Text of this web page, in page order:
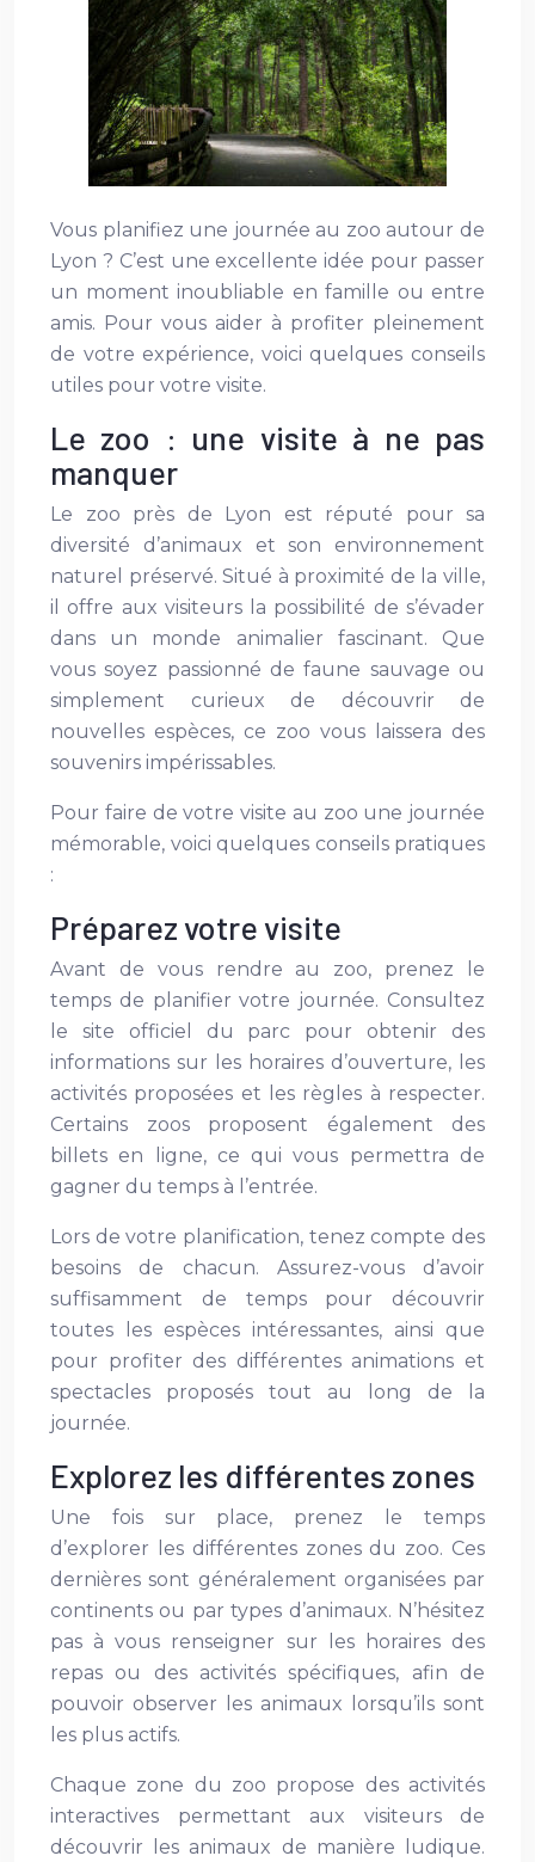
Vous planifiez une journée au zoo autour de
Lyon ? C’est une excellente idée pour passer
un moment inoubliable en famille ou entre
amis. Pour vous aider à profiter pleinement
de votre expérience, voici quelques conseils
utiles pour votre visite.
Le zoo : une visite à ne pas
manquer
Le zoo près de Lyon est réputé pour sa
diversité d’animaux et son environnement
naturel préservé. Situé à proximité de la ville,
il offre aux visiteurs la possibilité de s’évader
dans un monde animalier fascinant. Que
vous soyez passionné de faune sauvage ou
simplement curieux de découvrir de
nouvelles espèces, ce zoo vous laissera des
souvenirs impérissables.
Pour faire de votre visite au zoo une journée
mémorable, voici quelques conseils pratiques
:
Préparez votre visite
Avant de vous rendre au zoo, prenez le
temps de planifier votre journée. Consultez
le site officiel du parc pour obtenir des
informations sur les horaires d’ouverture, les
activités proposées et les règles à respecter.
Certains zoos proposent également des
billets en ligne, ce qui vous permettra de
gagner du temps à l’entrée.
Lors de votre planification, tenez compte des
besoins de chacun. Assurez-vous d’avoir
suffisamment de temps pour découvrir
toutes les espèces intéressantes, ainsi que
pour profiter des différentes animations et
spectacles proposés tout au long de la
journée.
Explorez les différentes zones
Une fois sur place, prenez le temps
d’explorer les différentes zones du zoo. Ces
dernières sont généralement organisées par
continents ou par types d’animaux. N’hésitez
pas à vous renseigner sur les horaires des
repas ou des activités spécifiques, afin de
pouvoir observer les animaux lorsqu’ils sont
les plus actifs.
Chaque zone du zoo propose des activités
interactives permettant aux visiteurs de
découvrir les animaux de manière ludique.